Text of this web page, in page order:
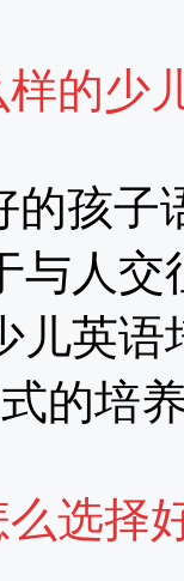
的少
的孩
与人
儿英
的培
么选择